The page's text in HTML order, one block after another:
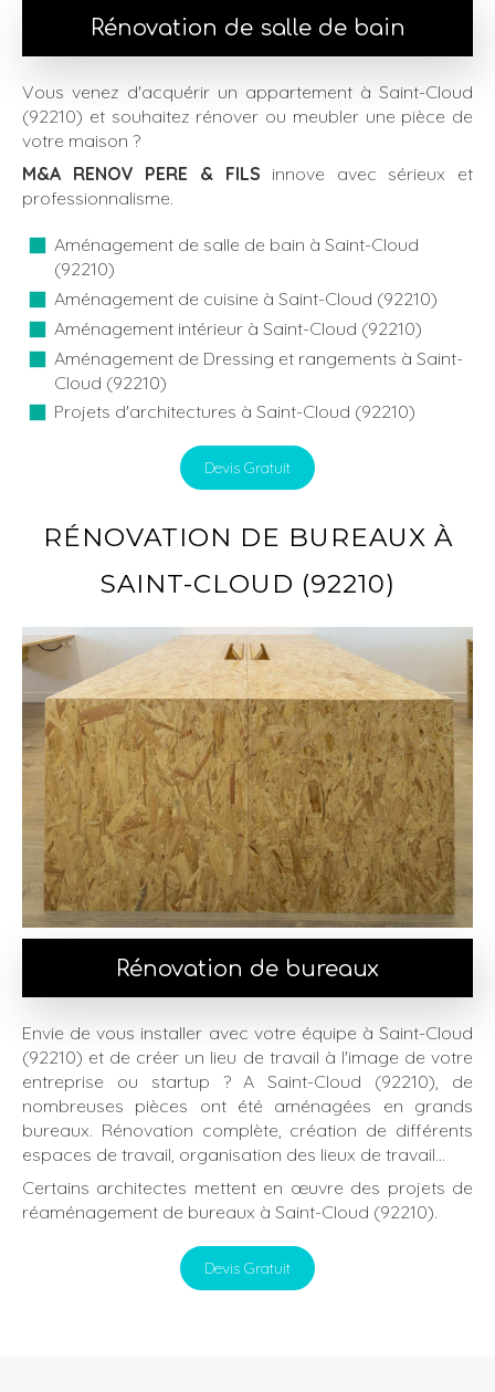
Rénovation de salle de bain
Vous venez d'acquérir un appartement à Saint-Cloud
(92210) et souhaitez rénover ou meubler une pièce de
votre maison ?
M&A RENOV PERE & FILS innove avec sérieux et
professionnalisme.
Aménagement de salle de bain à Saint-Cloud
(92210)
Aménagement de cuisine à Saint-Cloud (92210)
Aménagement intérieur à Saint-Cloud (92210)
Aménagement de Dressing et rangements à Saint-
Cloud (92210)
Projets d'architectures à Saint-Cloud (92210)
Devis Gratuit
RÉNOVATION DE BUREAUX À
SAINT-CLOUD (92210)
Rénovation de bureaux
Envie de vous installer avec votre équipe à Saint-Cloud
(92210) et de créer un lieu de travail à l'image de votre
entreprise ou startup ? A Saint-Cloud (92210), de
nombreuses pièces ont été aménagées en grands
bureaux. Rénovation complète, création de différents
espaces de travail, organisation des lieux de travail...
Certains architectes mettent en œuvre des projets de
réaménagement de bureaux à Saint-Cloud (92210).
Devis Gratuit